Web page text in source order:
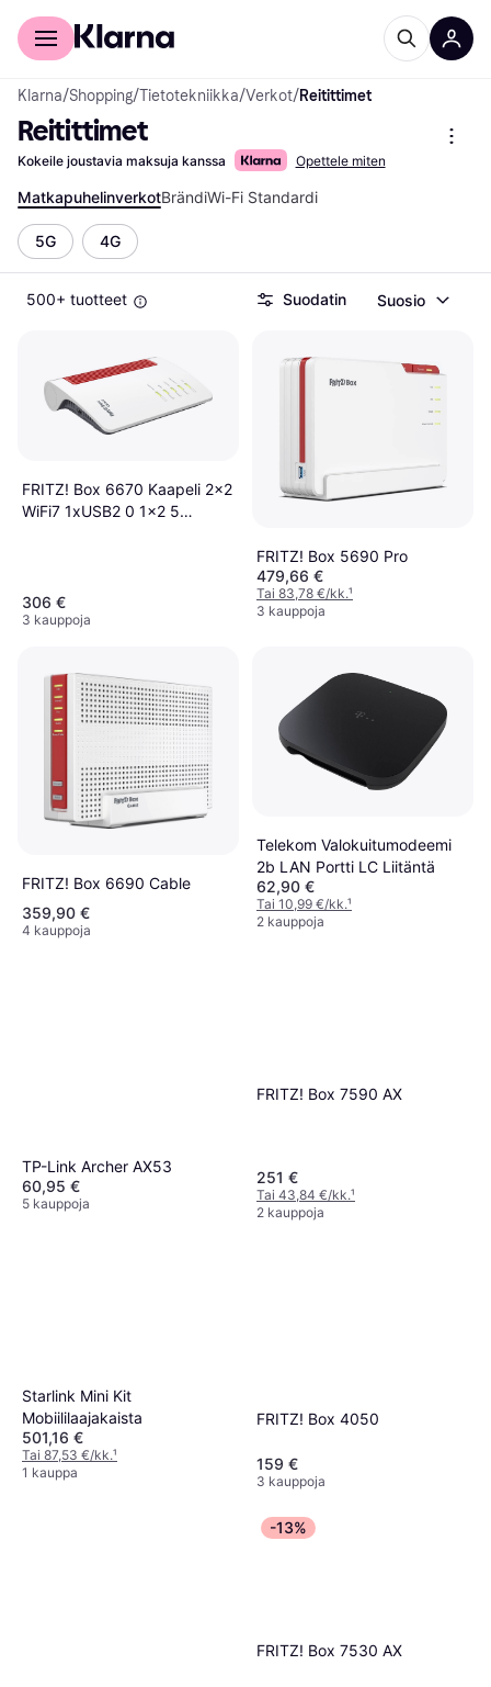
Kuluttajille
Klarna/Shopping/Tietotekniikka/Verkot/Reitittimet
Reitittimet
Kokeile joustavia maksuja kanssa Opettele miten
MatkapuhelinverkotBrändiWi-Fi Standardi
5G 4G
500+ tuotteet Suodatin Suosio
FRITZ! Box 6670 Kaapeli 2x2
WiFi7 1xUSB2 0 1x2 5
306 €
3 kauppoja
FRITZ! Box 5690 Pro
479,66 €
Tai 83,78 €/kk.¹
3 kauppoja
FRITZ! Box 6690 Cable
359,90 €
4 kauppoja
Telekom Valokuitumodeemi
2b LAN Portti LC Liitäntä
62,90 €
Tai 10,99 €/kk.¹
2 kauppoja
TP-Link Archer AX53
60,95 €
5 kauppoja
FRITZ! Box 7590 AX
251 €
Tai 43,84 €/kk.¹
2 kauppoja
Starlink Mini Kit
Mobiililaajakaista
501,16 €
Tai 87,53 €/kk.¹
1 kauppa
FRITZ! Box 4050
159 €
3 kauppoja
-13%
FRITZ! Box 7530 AX